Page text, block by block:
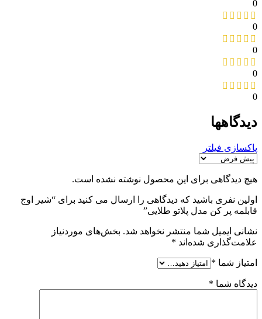
0
0
0
0
0
دیدگاهها
پاکسازی فیلتر
هیچ دیدگاهی برای این محصول نوشته نشده است.
اولین نفری باشید که دیدگاهی را ارسال می کنید برای “شیر اوج
قابلمه پر کن مدل پلاتو طلایی”
نشانی ایمیل شما منتشر نخواهد شد. بخش‌های موردنیاز
علامت‌گذاری شده‌اند *
امتیاز شما *
دیدگاه شما *